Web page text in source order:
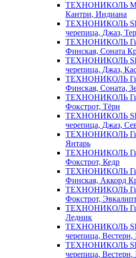
ТЕХНОНИКОЛЬ
Кантри, Индиана
ТЕХНОНИКОЛЬ
черепица, Джаз,
ТЕХНОНИКОЛЬ
Финская, Соната
ТЕХНОНИКОЛЬ
черепица, Джаз,
ТЕХНОНИКОЛЬ
Финская, Соната,
ТЕХНОНИКОЛЬ
Фокстрот, Тёрн
ТЕХНОНИКОЛЬ
черепица, Джаз,
ТЕХНОНИКОЛЬ
Янтарь
ТЕХНОНИКОЛЬ
Фокстрот, Кедр
ТЕХНОНИКОЛЬ
Финская, Аккорд
ТЕХНОНИКОЛЬ
Фокстрот,
ТЕХНОНИКОЛЬ
Ледник
ТЕХНОНИКОЛЬ
черепица, Вестерн,
ТЕХНОНИКОЛЬ
черепица, Вестерн,